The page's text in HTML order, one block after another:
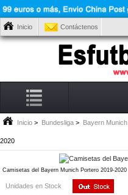
Inicio Contáctenos
Inicio > Bundesliga > Bayern Munich
2020
Camisetas del Bayern Munich Portero 2019-2020
Unidades en Stock